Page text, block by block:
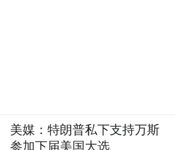
美媒：特朗普私下支持万斯
参加下届美国大选